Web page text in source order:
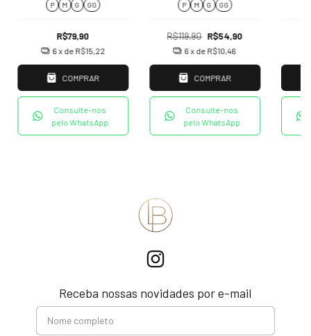
P M G GG
R$79,90
6x de R$15,22
COMPRAR
Consulte-nos
pelo WhatsApp
P M G GG
R$119,90 R$54,90
6 x de R$10,46
COMPRAR
Consulte-nos
pelo WhatsApp
Receba nossas novidades por e-mail